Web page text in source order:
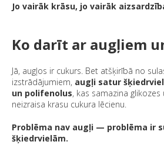
Jo vairāk krāsu, jo vairāk
Ko darīt ar augļiem
Jā, augļos ir cukurs. Bet atšķirībā no
izstrādājumiem, augļi satur
un polifenolus, kas samazina glikozes
neizraisa krasu cukura lēcienu.
Problēma nav augļi — problēma ir
šķiedrvielām.